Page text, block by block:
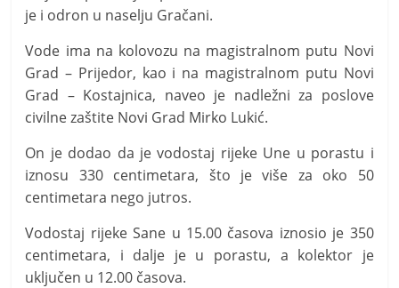
je i odron u naselju Gračani.
Vode ima na kolovozu na magistralnom putu Novi
Grad – Prijedor, kao i na magistralnom putu Novi
Grad – Kostajnica, naveo je nadležni za poslove
civilne zaštite Novi Grad Mirko Lukić.
On je dodao da je vodostaj rijeke Une u porastu i
iznosu 330 centimetara, što je više za oko 50
centimetara nego jutros.
Vodostaj rijeke Sane u 15.00 časova iznosio je 350
centimetara, i dalje je u porastu, a kolektor je
uključen u 12.00 časova.